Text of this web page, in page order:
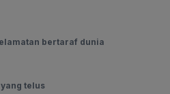
bertaraf dunia
telus